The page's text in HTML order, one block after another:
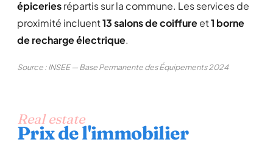
épiceriesrépartis sur la commune. Les services de
proximité incluent13 salons de coiffureet1 borne
de recharge électrique.
Source : INSEE — Base Permanente des Équipements 2024
Real estate
Prix de l'immobilier